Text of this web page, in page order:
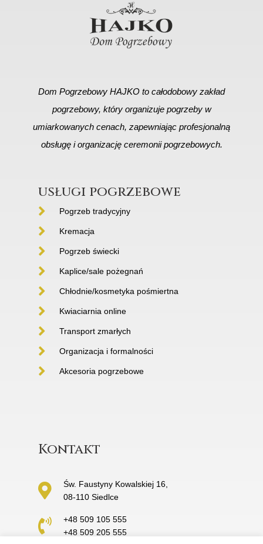
Dom Pogrzebowy HAJKO to całodobowy zakład
pogrzebowy, który organizuje pogrzeby w
umiarkowanych cenach, zapewniając profesjonalną
obsługę i organizację ceremonii pogrzebowych.
usługi pogrzebowe
Pogrzeb tradycyjny
Kremacja
Pogrzeb świecki
Kaplice/sale pożegnań
Chłodnie/kosmetyka pośmiertna
Kwiaciarnia online
Transport zmarłych
Organizacja i formalności
Akcesoria pogrzebowe
Kontakt
Św. Faustyny Kowalskiej 16,
08-110 Siedlce
+48 509 105 555
+48 509 205 555